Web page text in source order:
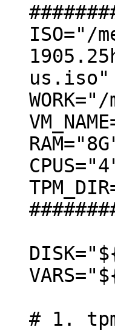
ISO="/
us.iso"
# 1.